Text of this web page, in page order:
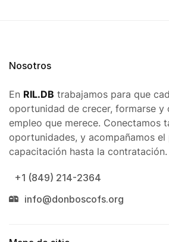
Nosotros
En RIL.DB trabajamos para que
oportunidad de crecer, formarse y
empleo que merece. Conectamos
oportunidades, y acompañamos el
capacitación hasta la contratación.
+1 (849) 214-2364
info@donboscofs.org